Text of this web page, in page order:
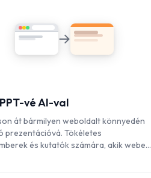
vé AI-val
át bármilyen weboldalt könnyedén
prezentációvá. Tökéletes
és kutatók számára, akik webes